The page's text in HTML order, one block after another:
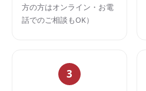
方の方はオンライン・お電
話でのご相談もOK）
3